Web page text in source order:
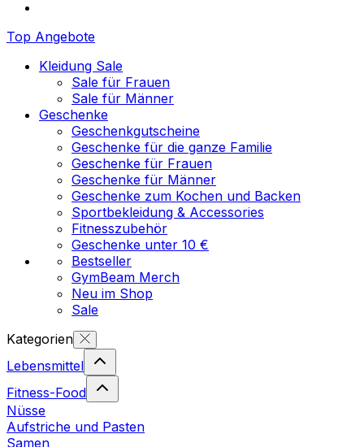
Top Angebote
Kleidung Sale
Sale für Frauen
Sale für Männer
Geschenke
Geschenkgutscheine
Geschenke für die ganze Familie
Geschenke für Frauen
Geschenke für Männer
Geschenke zum Kochen und Backen
Sportbekleidung & Accessories
Fitnesszubehör
Geschenke unter 10 €
Bestseller
GymBeam Merch
Neu im Shop
Sale
Kategorien
Lebensmittel
Fitness-Food
Nüsse
Aufstriche und Pasten
Samen